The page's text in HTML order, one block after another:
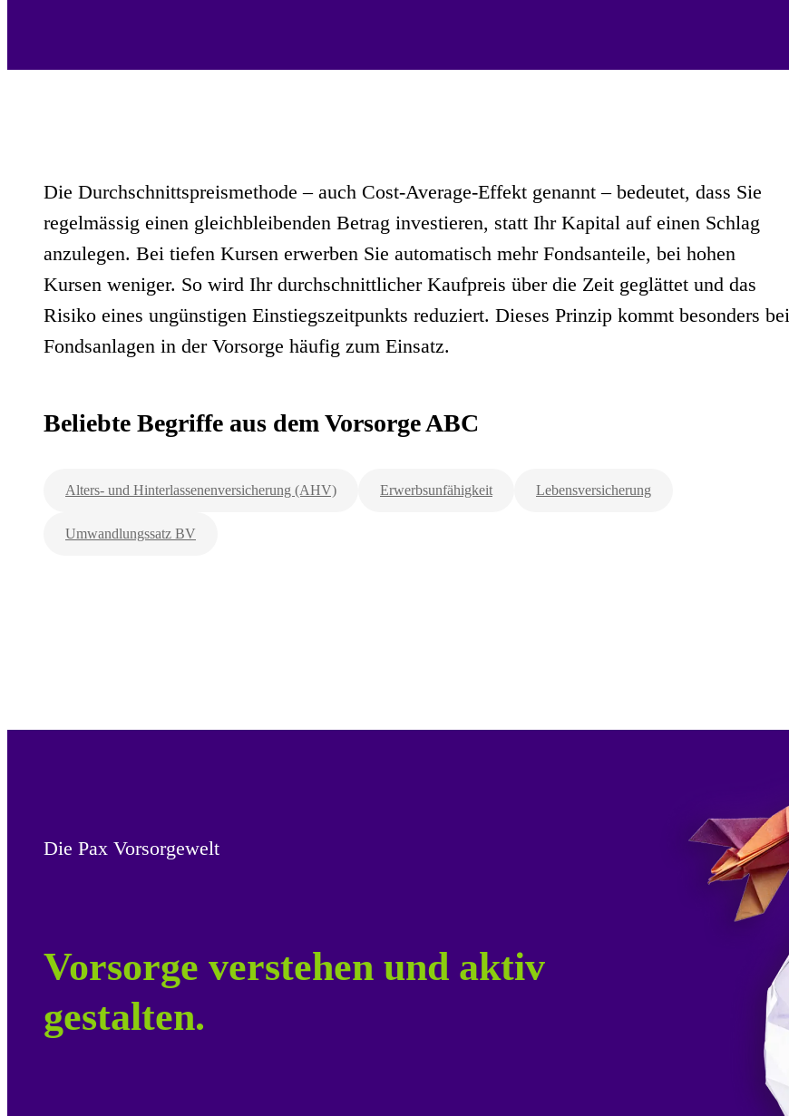
Die Durchschnittspreismethode – auch Cost-Average-Effekt genannt – bedeutet, dass Sie
regelmässig einen gleichbleibenden Betrag investieren, statt Ihr Kapital auf einen Schlag
anzulegen. Bei tiefen Kursen erwerben Sie automatisch mehr Fondsanteile, bei hohen
Kursen weniger. So wird Ihr durchschnittlicher Kaufpreis über die Zeit geglättet und das
Risiko eines ungünstigen Einstiegszeitpunkts reduziert. Dieses Prinzip kommt besonders bei
Fondsanlagen in der Vorsorge häufig zum Einsatz.
Beliebte Begriffe aus dem Vorsorge ABC
Alters- und Hinterlassenenversicherung (AHV) Erwerbsunfähigkeit Lebensversicherung
Umwandlungssatz BV
Die Pax Vorsorgewelt
Vorsorge verstehen und aktiv
gestalten.